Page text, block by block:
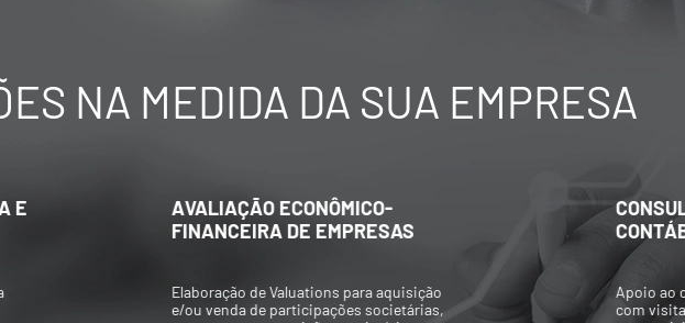
NA MEDIDA DA SUA EMPRESA
AVALIAÇÃO ECONÔMICO-
FINANCEIRA DE EMPRESAS
Elaboração de Valuations para aquisição
e/ou venda de participações societárias,
CONSULTORIA E
CONTÁBIL E
Apoio ao cliente nas
com visitas "in loco"